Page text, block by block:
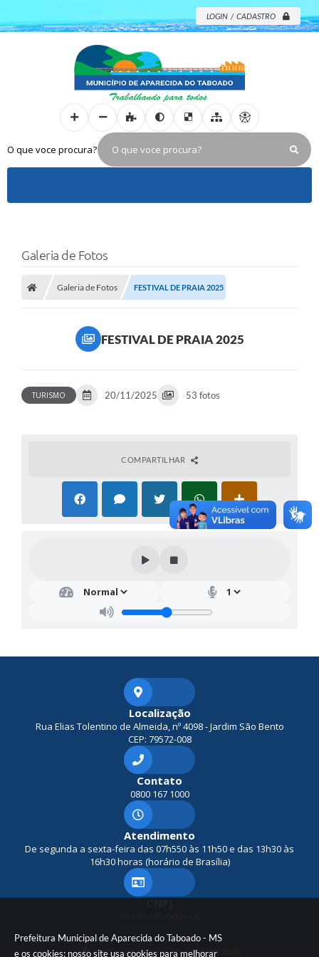
Prefeitura Municipal de Aparecida do Taboado - MS
e os cookies: nosso site usa cookies para melhorar
LOGIN / CADASTRO
O que voce procura?
Galeria de Fotos
Galeria de Fotos FESTIVAL DE PRAIA 2025
FESTIVAL DE PRAIA 2025
TURISMO 20/11/2025 53 fotos
COMPARTILHAR
Localização
Rua Elias Tolentino de Almeida, nº 4098 - Jardim São Bento
CEP: 79572-008
Contato
0800 167 1000
Atendimento
De segunda a sexta-feira das 07h550 às 11h50 e das 13h30 às
16h30 horas (horário de Brasília)
CNPJ
Versão do Sistema:3.5.3 - 19/06/2026